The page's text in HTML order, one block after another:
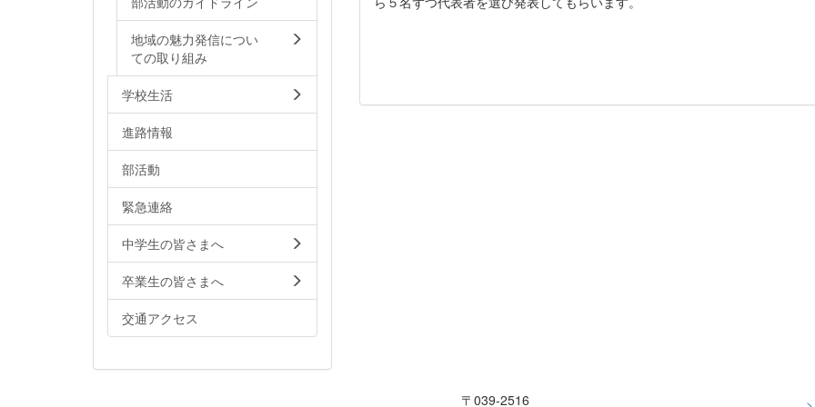
地域の魅力発信につい
ての取り組み
学校生活
進路情報
部活動
緊急連絡
中学生の皆さまへ
卒業生の皆さまへ
交通アクセス
〒039-2516